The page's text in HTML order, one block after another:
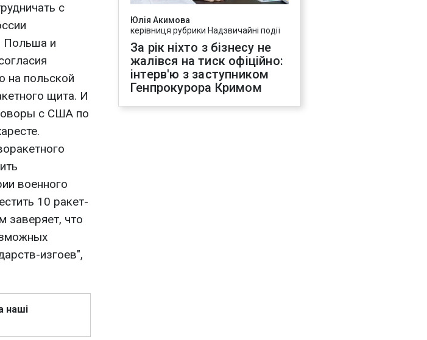
с
Польша и
на польской
щита. И
с США по
военного
10 ракет-
заверяет, что
изгоев",
наші
Юлія Акимова
керівниця рубрики Надзвичайні події
За рік ніхто з бізнесу не
жалівся на тиск офіційно:
інтерв'ю з заступником
Генпрокурора Кримом